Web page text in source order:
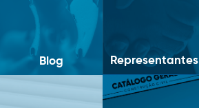
Blog Representantes